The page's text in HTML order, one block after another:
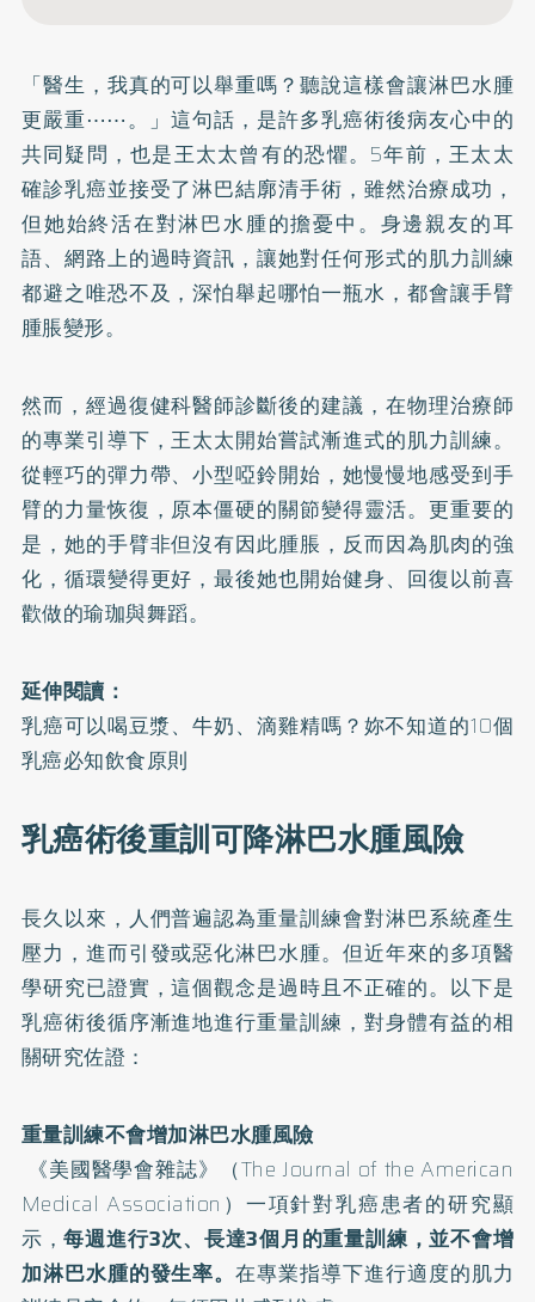
「醫生，我真的可以舉重嗎？聽說這樣會讓淋巴水腫
更嚴重⋯⋯。」這句話，是許多乳癌術後病友心中的
共同疑問，也是王太太曾有的恐懼。5年前，王太太
確診乳癌並接受了淋巴結廓清手術，雖然治療成功，
但她始終活在對淋巴水腫的擔憂中。身邊親友的耳
語、網路上的過時資訊，讓她對任何形式的肌力訓練
都避之唯恐不及，深怕舉起哪怕一瓶水，都會讓手臂
腫脹變形。
然而，經過復健科醫師診斷後的建議，在物理治療師
的專業引導下，王太太開始嘗試漸進式的肌力訓練。
從輕巧的彈力帶、小型啞鈴開始，她慢慢地感受到手
臂的力量恢復，原本僵硬的關節變得靈活。更重要的
是，她的手臂非但沒有因此腫脹，反而因為肌肉的強
化，循環變得更好，最後她也開始健身、回復以前喜
歡做的瑜珈與舞蹈。
延伸閱讀：
乳癌可以喝豆漿、牛奶、滴雞精嗎？妳不知道的10個
乳癌必知飲食原則
乳癌術後重訓可降淋巴水腫風險
長久以來，人們普遍認為重量訓練會對淋巴系統產生
壓力，進而引發或惡化淋巴水腫。但近年來的多項醫
學研究已證實，這個觀念是過時且不正確的。以下是
乳癌術後循序漸進地進行重量訓練，對身體有益的相
關研究佐證：
重量訓練不會增加淋巴水腫風險
《美國醫學會雜誌》（The Journal of the American
Medical Association）一項針對乳癌患者的研究顯
示，每週進行3次、長達3個月的重量訓練，並不會增
加淋巴水腫的發生率。在專業指導下進行適度的肌力